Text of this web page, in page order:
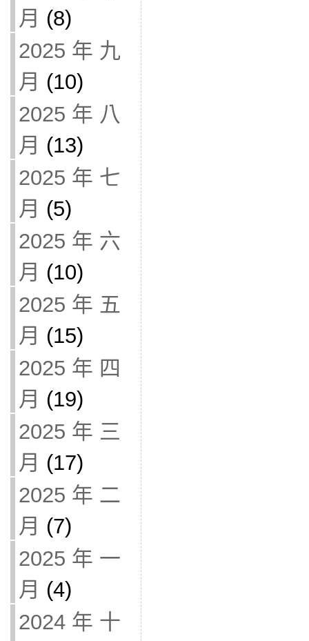
月 (8)
2025 年 九
月 (10)
2025 年 八
月 (13)
2025 年 七
月 (5)
2025 年 六
月 (10)
2025 年 五
月 (15)
2025 年 四
月 (19)
2025 年 三
月 (17)
2025 年 二
月 (7)
2025 年 一
月 (4)
2024 年 十